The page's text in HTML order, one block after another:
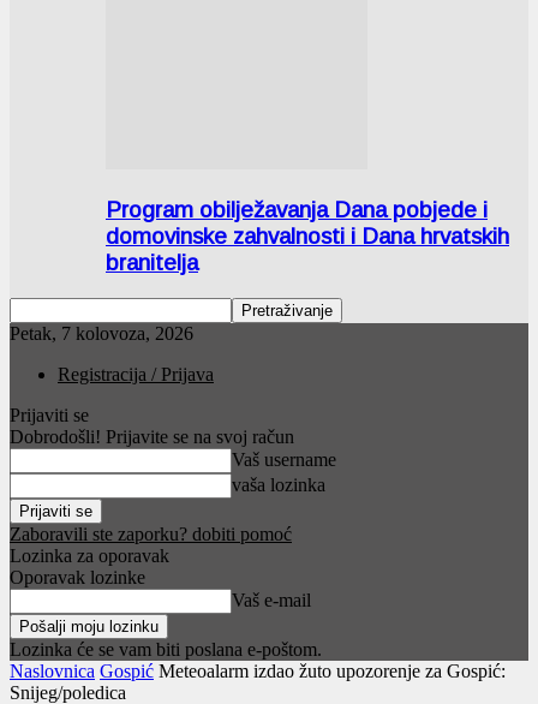
Program obilježavanja Dana pobjede i
domovinske zahvalnosti i Dana hrvatskih
branitelja
Petak, 7 kolovoza, 2026
Registracija / Prijava
Prijaviti se
Dobrodošli! Prijavite se na svoj račun
Vaš username
vaša lozinka
Zaboravili ste zaporku? dobiti pomoć
Lozinka za oporavak
Oporavak lozinke
Vaš e-mail
Lozinka će se vam biti poslana e-poštom.
Naslovnica Gospić Meteoalarm izdao žuto upozorenje za Gospić:
Snijeg/poledica